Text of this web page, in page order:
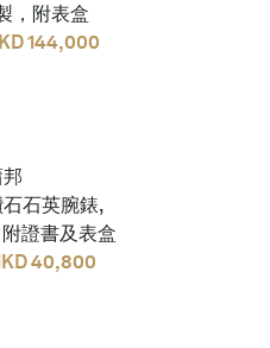
，附表盒
144,000
石英腕錶,
證書及表盒
40,800